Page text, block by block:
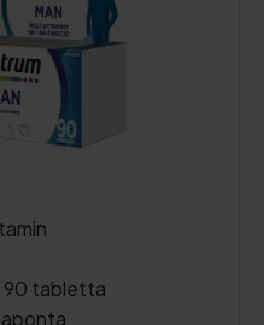
90 tabletta